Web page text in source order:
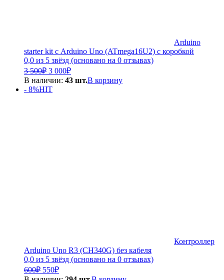
Arduino
starter kit с Arduino Uno (ATmega16U2) с коробкой
0,0 из 5 звёзд (основано на 0 отзывах)
3 500₽ Первоначальная
цена
составляла
3
3 000₽Текущая
цена:
В наличии: 43 шт.В корзину
- 8%HIT
Контроллер
Arduino Uno R3 (CH340G) без кабеля
0,0 из 5 звёзд (основано на 0 отзывах)
600₽ Первоначальная
цена
550₽Текущая
цена: